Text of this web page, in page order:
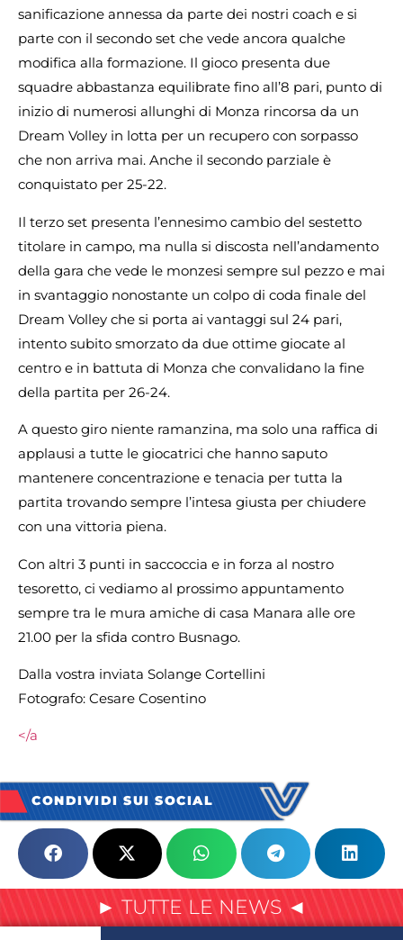
sanificazione annessa da parte dei nostri coach e si
parte con il secondo set che vede ancora qualche
modifica alla formazione. Il gioco presenta due
squadre abbastanza equilibrate fino all’8 pari, punto di
inizio di numerosi allunghi di Monza rincorsa da un
Dream Volley in lotta per un recupero con sorpasso
che non arriva mai. Anche il secondo parziale è
conquistato per 25-22.
Il terzo set presenta l’ennesimo cambio del sestetto
titolare in campo, ma nulla si discosta nell’andamento
della gara che vede le monzesi sempre sul pezzo e mai
in svantaggio nonostante un colpo di coda finale del
Dream Volley che si porta ai vantaggi sul 24 pari,
intento subito smorzato da due ottime giocate al
centro e in battuta di Monza che convalidano la fine
della partita per 26-24.
A questo giro niente ramanzina, ma solo una raffica di
applausi a tutte le giocatrici che hanno saputo
mantenere concentrazione e tenacia per tutta la
partita trovando sempre l’intesa giusta per chiudere
con una vittoria piena.
Con altri 3 punti in saccoccia e in forza al nostro
tesoretto, ci vediamo al prossimo appuntamento
sempre tra le mura amiche di casa Manara alle ore
21.00 per la sfida contro Busnago.
Dalla vostra inviata Solange Cortellini
Fotografo: Cesare Cosentino
</a
CONDIVIDI SUI SOCIAL
► TUTTE LE NEWS ◄